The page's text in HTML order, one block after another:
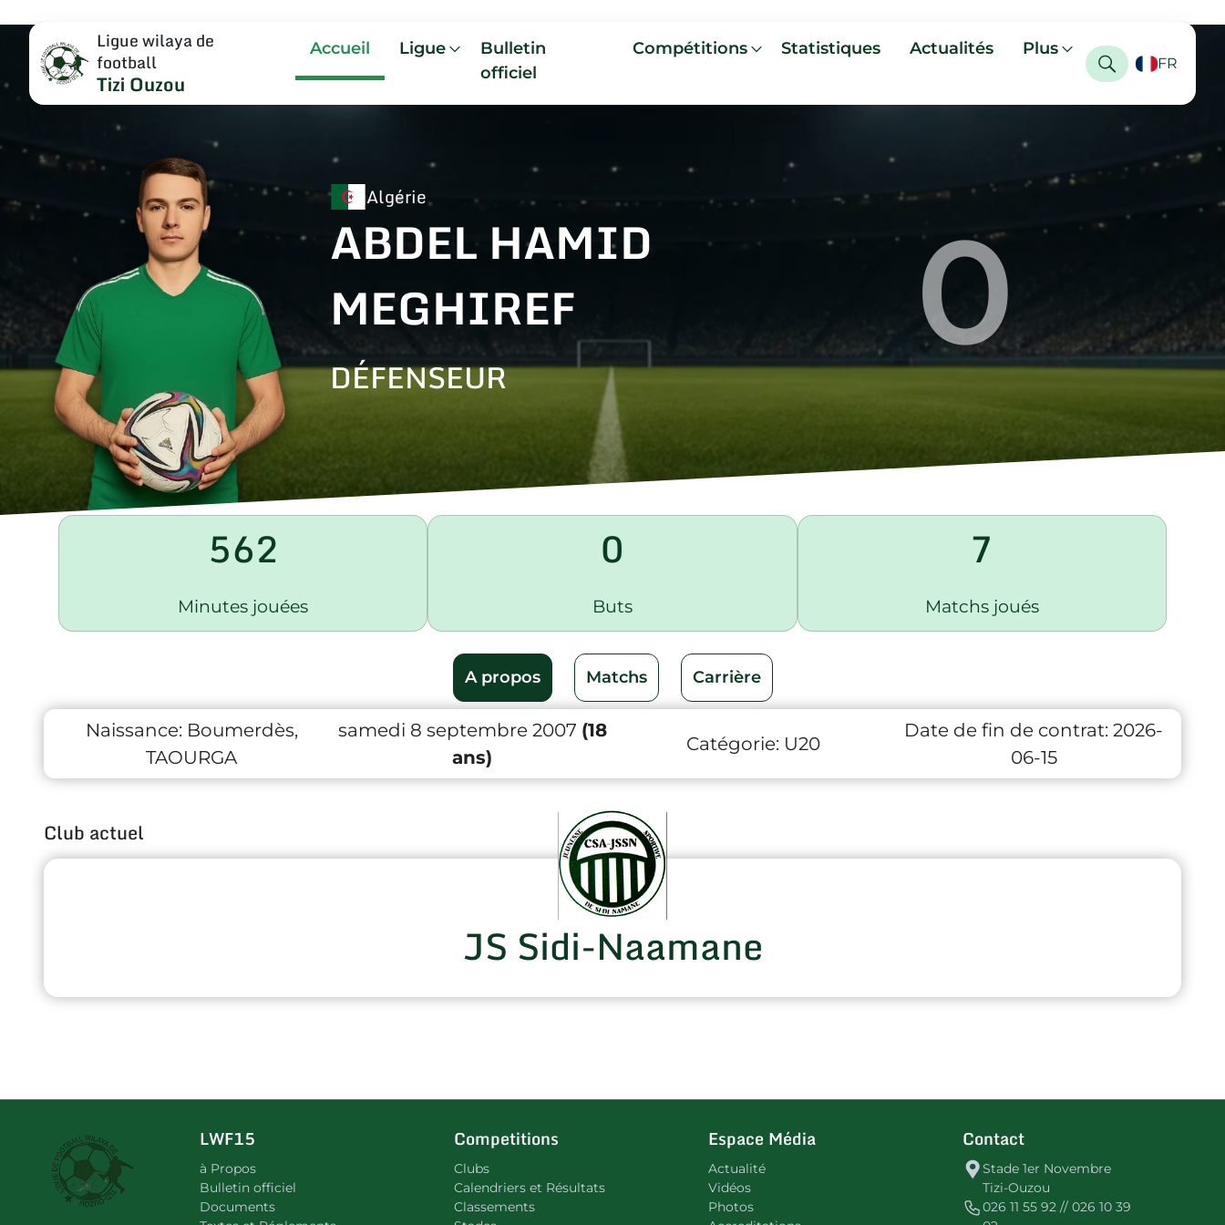
Ligue wilaya de
football
Tizi Ouzou
Accueil Ligue
Bulletin
officiel
Compétitions Statistiques Actualités Plus
FR
Algérie
ABDEL HAMID
MEGHIREF
DÉFENSEUR 0
562
Minutes jouées
0
Buts
7
Matchs joués
A propos Matchs Carrière
Naissance: Boumerdès,
TAOURGA
samedi 8 septembre 2007 (18
ans)
Catégorie: U20
Date de fin de contrat: 2026-
06-15
Club actuel
JS Sidi-Naamane
LWF15
à Propos
Bulletin officiel
Documents
Competitions
Clubs
Calendriers et Résultats
Classements
Espace Média
Actualité
Vidéos
Photos
Contact
Stade 1er Novembre
Tizi-Ouzou
026 11 55 92 // 026 10 39